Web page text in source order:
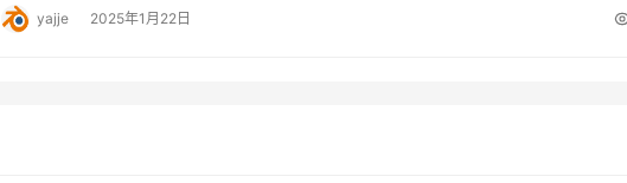
yajje 2025年1月22日